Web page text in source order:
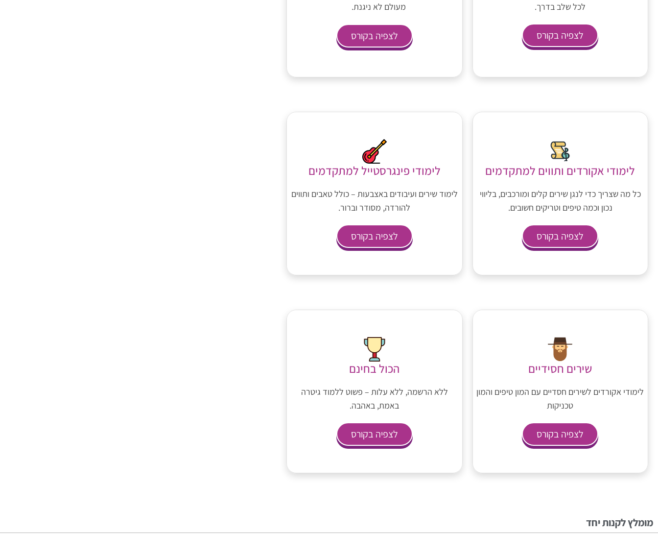
לכל שלב בדרך.
לצפיה בקורס
מעולם לא ניגנת.
לצפיה בקורס
לימודי אקורדים ותווים למתקדמים
כל מה שצריך כדי לנגן שירים קלים ומורכבים, בליווי
נכון וכמה טיפים וטריקים חשובים.
לצפיה בקורס
לימודי פינגרסטייל למתקדמים
לימוד שירים ועיבודים באצבעות – כולל טאבים ותווים
להורדה, מסודר וברור.
לצפיה בקורס
שירים חסידיים
לימודי אקורדים לשירים חסדיים עם המון טיפים והמון
טכניקות
לצפיה בקורס
הכול בחינם
ללא הרשמה, ללא עלות – פשוט ללמוד גיטרה
באמת, באהבה.
לצפיה בקורס
מומלץ לקנות יחד